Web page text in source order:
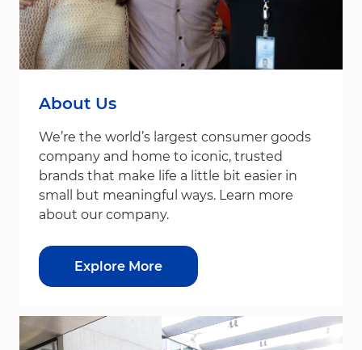
About Us
We’re the world’s largest consumer goods
company and home to iconic, trusted
brands that make life a little bit easier in
small but meaningful ways. Learn more
about our company.
Explore More